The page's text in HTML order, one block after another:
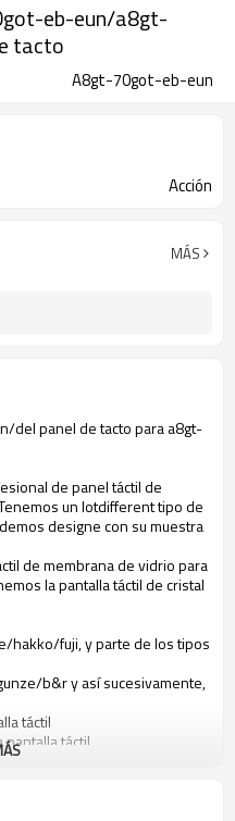
eb-eun/a8gt-
tacto
A8gt-70got-eb-eun
Acción
MÁS
del panel de tacto para a8gt-
de panel táctil de
un lotdifferent tipo de
designe con su muestra
de membrana de vidrio para
la pantalla táctil de cristal
fuji, y parte de los tipos
b&r y así sucesivamente,
táctil
táctil